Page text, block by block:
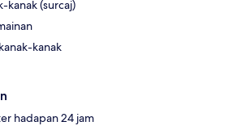
kanak (surcaj)
kanak
hadapan 24 jam